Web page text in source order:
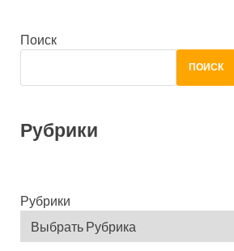
Поиск
ПОИСК
Рубрики
Рубрики